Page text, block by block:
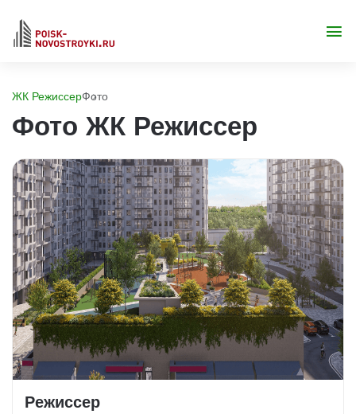
ЖК РежиссерФото
Фото ЖК Режиссер
Режиссер